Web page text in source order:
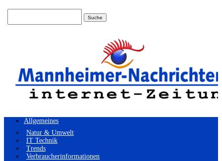
Allgemeines
Natur & Umwelt
IT Technik
Trends
Verbraucherinformationen